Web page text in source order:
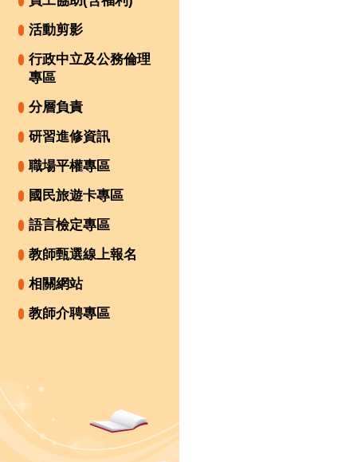
活動剪影
行政中立及公務倫理
專區
分層負責
研習進修資訊
職場平權專區
國民旅遊卡專區
語言檢定專區
教師甄選線上報名
相關網站
教師介聘專區